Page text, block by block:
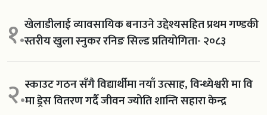
१.खेलाडीलाई व्यावसायिक बनाउने उद्देश्यसहित प्रथम गण्डकी
स्तरीय खुला स्नुकर रनिङ सिल्ड प्रतियोगिता- २०८३
२.स्काउट गठन सँगै विद्यार्थीमा नयाँ उत्साह, विन्ध्येश्वरी मा वि
मा ड्रेस वितरण गर्दै जीवन ज्योति शान्ति सहारा केन्द्र